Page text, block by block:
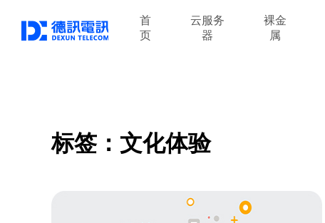
首
页
云服务
器
裸金
属
标签：文化体验